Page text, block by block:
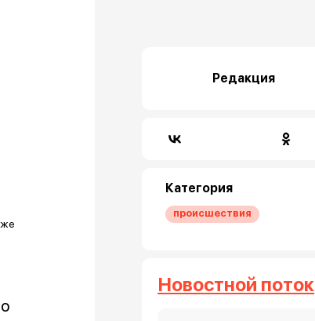
Редакция
Категория
происшествия
Новостной поток